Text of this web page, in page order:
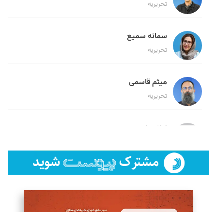
تحریریه
سمانه سمیع
تحریریه
میثم قاسمی
تحریریه
لیلا حنارود
فائزه فتحی رستمی
تحریریه